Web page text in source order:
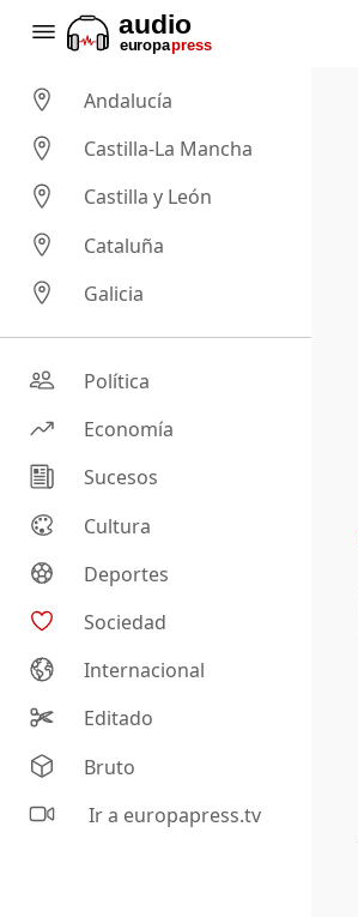
Andalucía
Castilla-La Mancha
Castilla y León
Cataluña
Galicia
Política
Economía
Sucesos
Cultura
Deportes
Sociedad
Internacional
Editado
Bruto
Ir a europapress.tv